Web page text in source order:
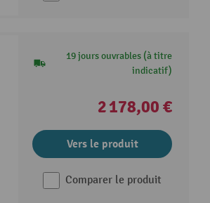
19 jours ouvrables (à titre
indicatif)
2 178,00 €
Vers le produit
Comparer le produit